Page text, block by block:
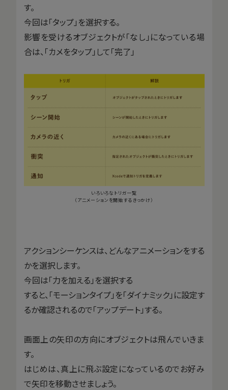
す。
今回は「タップ」を選択する。
影響を受けるオブジェクトが「なし」になっている場
合は、「カメをタップ」して「完了」
いろいろなトリガ一覧
（アニメーションを開始するきっかけ）
アクションシーケンスは、どんなアニメーションをする
かを選択します。
今回は「力を加える」を選択する
すると、「モーションタイプ」を「ダイナミック」に設定す
るか確認されるので「アップデート」する。
画面上の矢印の方向にオブジェクトは飛んでいきま
す。
はじめは、真上に飛ぶ設定になっているのでお好み
で矢印を移動させましょう。